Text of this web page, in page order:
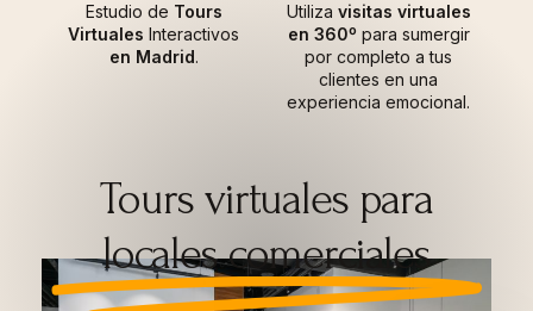
Estudio de Tours
Virtuales Interactivos
en Madrid.
Utiliza visitas virtuales
en 360º para sumergir
por completo a tus
clientes en una
experiencia emocional.
Tours virtuales para
locales comerciales